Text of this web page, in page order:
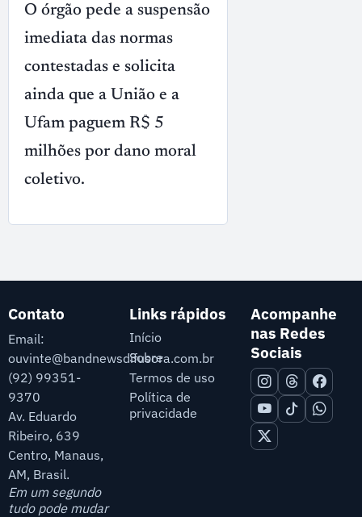
O órgão pede a suspensão
imediata das normas
contestadas e solicita
ainda que a União e a
Ufam paguem R$ 5
milhões por dano moral
coletivo.
Contato
Email:
ouvinte@bandnewsdifusora.com.br
(92) 99351-
9370
Av. Eduardo
Ribeiro, 639
Centro, Manaus,
AM, Brasil.
Em um segundo
tudo pode mudar
Links rápidos
Início
Sobre
Termos de uso
Política de
privacidade
Acompanhe
nas Redes
Sociais